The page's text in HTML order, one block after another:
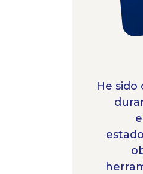
He sido